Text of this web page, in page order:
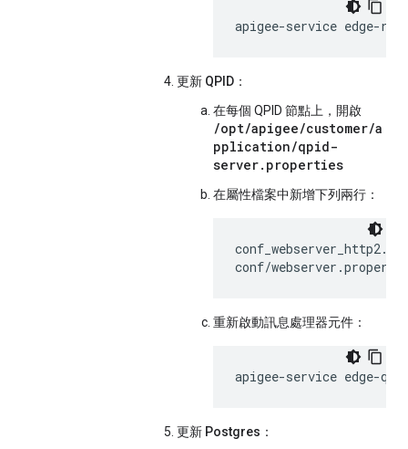
apigee-service edge-
更新 QPID：
在每個 QPID 節點上，開啟
/opt/apigee/customer/a
pplication/qpid-
server.properties
在屬性檔案中新增下列兩行：
conf/
重新啟動訊息處理器元件：
apigee-service edge-
更新 Postgres：